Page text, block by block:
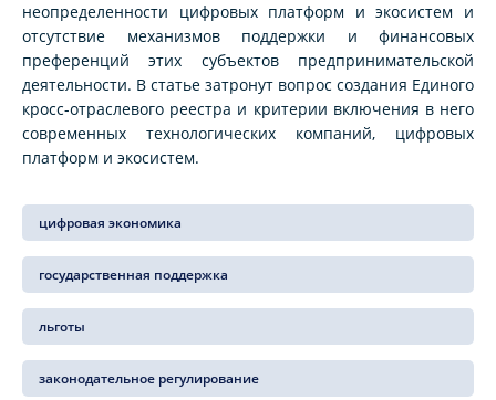
неопределенности цифровых платформ и экосистем и
отсутствие механизмов поддержки и финансовых
преференций этих субъектов предпринимательской
деятельности. В статье затронут вопрос создания Единого
кросс-отраслевого реестра и критерии включения в него
современных технологических компаний, цифровых
платформ и экосистем.
цифровая экономика
государственная поддержка
льготы
законодательное регулирование